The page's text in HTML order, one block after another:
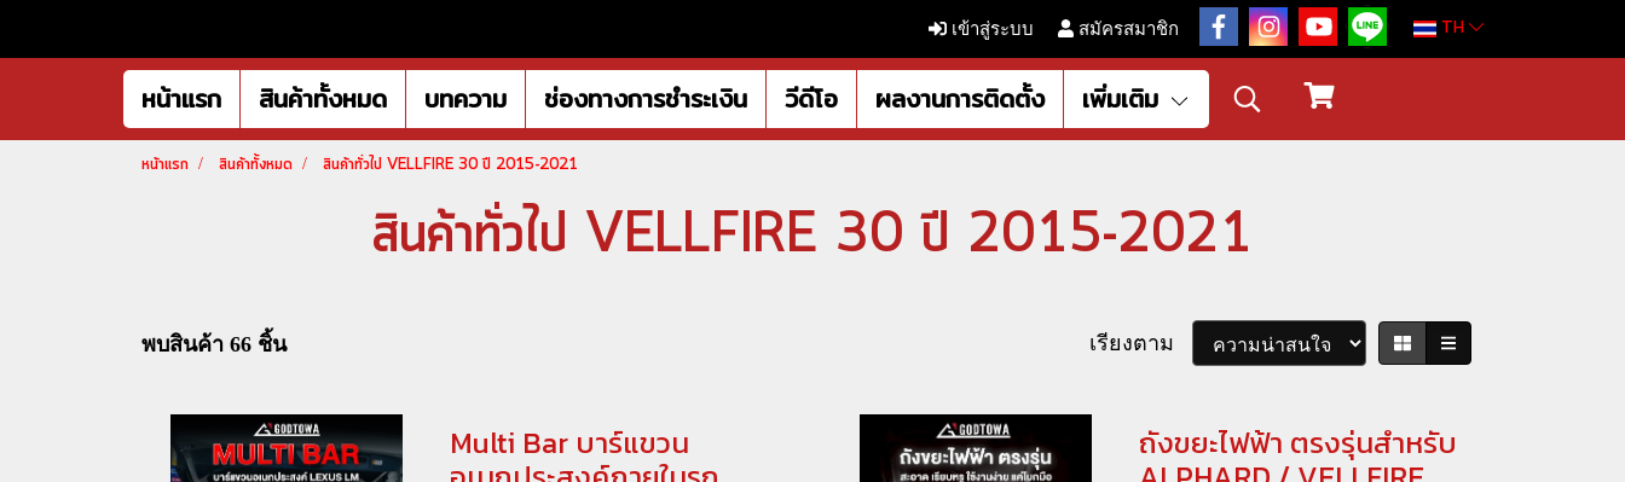
เข้าสู่ระบบ สมัครสมาชิก TH
หน้าแรก สินค้าทั้งหมด บทความ ช่องทางการชำระเงิน วีดีโอ ผลงานการติดตั้ง เพิ่มเติม
หน้าแรก สินค้าทั้งหมด สินค้าทั่วไป VELLFIRE 30 ปี 2015-2021
สินค้าทั่วไป VELLFIRE 30 ปี 2015-2021
พบสินค้า 66 ชิ้น เรียงตาม
Multi Bar บาร์แขวน
ถังขยะไฟฟ้า ตรงรุ่นสำหรับ